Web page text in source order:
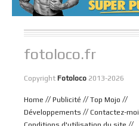
fotoloco.fr
Copyright Fotoloco 2013-2026
Home // Publicité // Top Mojo //
Développements // Contactez-moi